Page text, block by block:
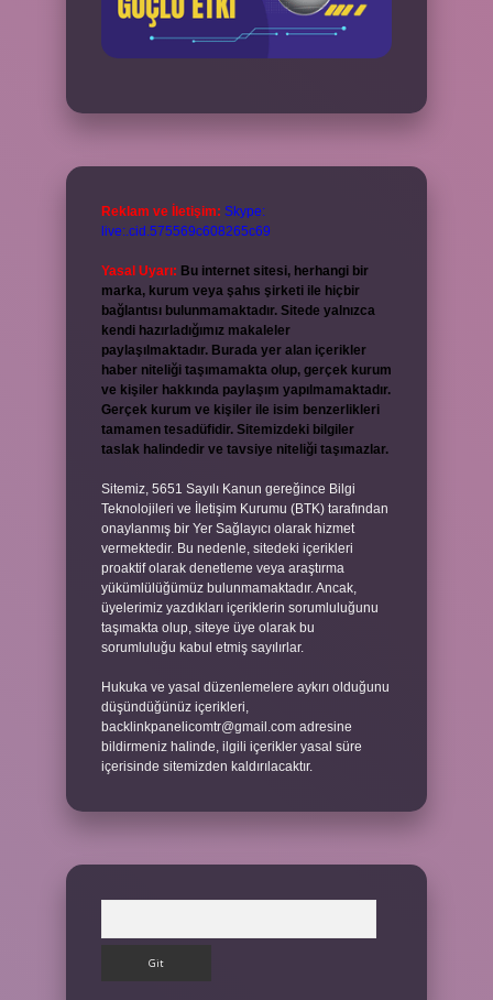
Reklam ve İletişim: Skype:
live:.cid.575569c608265c69
Yasal Uyarı: Bu internet sitesi, herhangi bir
marka, kurum veya şahıs şirketi ile hiçbir
bağlantısı bulunmamaktadır. Sitede yalnızca
kendi hazırladığımız makaleler
paylaşılmaktadır. Burada yer alan içerikler
haber niteliği taşımamakta olup, gerçek kurum
ve kişiler hakkında paylaşım yapılmamaktadır.
Gerçek kurum ve kişiler ile isim benzerlikleri
tamamen tesadüfidir. Sitemizdeki bilgiler
taslak halindedir ve tavsiye niteliği taşımazlar.
Sitemiz, 5651 Sayılı Kanun gereğince Bilgi
Teknolojileri ve İletişim Kurumu (BTK) tarafından
onaylanmış bir Yer Sağlayıcı olarak hizmet
vermektedir. Bu nedenle, sitedeki içerikleri
proaktif olarak denetleme veya araştırma
yükümlülüğümüz bulunmamaktadır. Ancak,
üyelerimiz yazdıkları içeriklerin sorumluluğunu
taşımakta olup, siteye üye olarak bu
sorumluluğu kabul etmiş sayılırlar.
Hukuka ve yasal düzenlemelere aykırı olduğunu
düşündüğünüz içerikleri,
backlinkpanelicomtr@gmail.com adresine
bildirmeniz halinde, ilgili içerikler yasal süre
içerisinde sitemizden kaldırılacaktır.